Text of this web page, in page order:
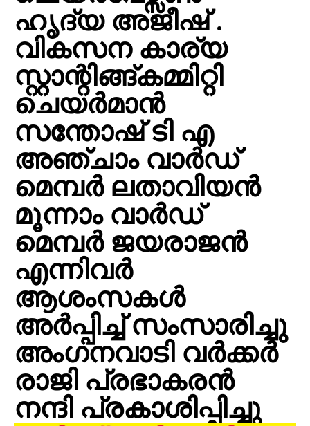
ഹൃദ്യ അജീഷ് .
വികസന കാര്യ
സ്റ്റാന്റിങ്ങ്കമ്മിറ്റി
ചെയർമാൻ
സന്തോഷ് ടി എ
അഞ്ചാം വാർഡ്
മെമ്പർ ലതാവിയൻ
മൂന്നാം വാർഡ്
മെമ്പർ ജയരാജൻ
എന്നിവർ
ആശംസകൾ
അർപ്പിച്ച് സംസാരിച്ചു
അംഗനവാടി വർക്കർ
രാജി പ്രഭാകരൻ
നന്ദി പ്രകാശിപ്പിച്ചു